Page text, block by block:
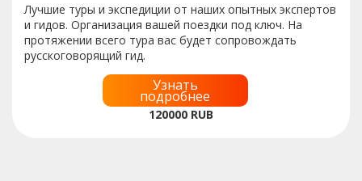
Лучшие туры и экспедиции от наших опытных экспертов
и гидов. Организация вашей поездки под ключ. На
протяжении всего тура вас будет сопровождать
русскоговорящий гид.
Узнать
подробнее
120000 RUB